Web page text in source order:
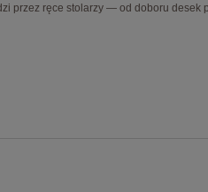
przez ręce stolarzy — od doboru desek